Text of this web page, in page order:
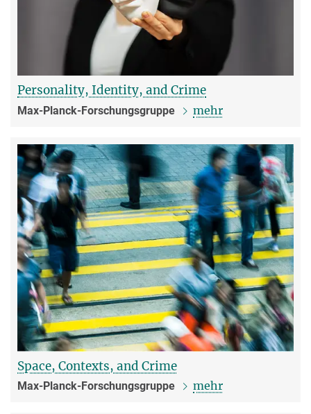
Personality, Identity, and Crime
Max-Planck-Forschungsgruppe mehr
Space, Contexts, and Crime
Max-Planck-Forschungsgruppe mehr